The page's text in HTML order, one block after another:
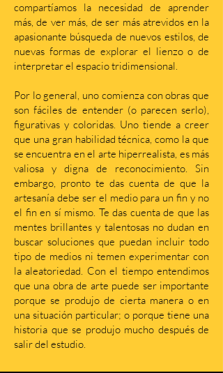
compartíamos la necesidad de aprender
más, de ver más, de ser más atrevidos en la
apasionante búsqueda de nuevos estilos, de
nuevas formas de explorar el lienzo o de
interpretar el espacio tridimensional.
Por lo general, uno comienza con obras que
son fáciles de entender (o parecen serlo),
figurativas y coloridas. Uno tiende a creer
que una gran habilidad técnica, como la que
se encuentra en el arte hiperrealista, es más
valiosa y digna de reconocimiento. Sin
embargo, pronto te das cuenta de que la
artesanía debe ser el medio para un fin y no
el fin en sí mismo. Te das cuenta de que las
mentes brillantes y talentosas no dudan en
buscar soluciones que puedan incluir todo
tipo de medios ni temen experimentar con
la aleatoriedad. Con el tiempo entendimos
que una obra de arte puede ser importante
porque se produjo de cierta manera o en
una situación particular; o porque tiene una
historia que se produjo mucho después de
salir del estudio.